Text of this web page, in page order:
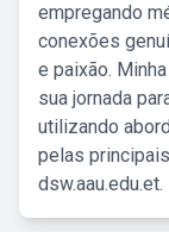
empregando
conexões
e paixão.
sua jornada
utilizando
pelas
dsw.aau.edu.et.